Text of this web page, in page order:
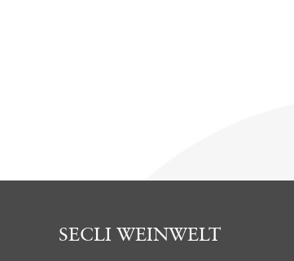
SECLI WEINWELT